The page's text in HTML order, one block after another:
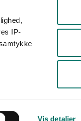
IP-
Vis detaljer